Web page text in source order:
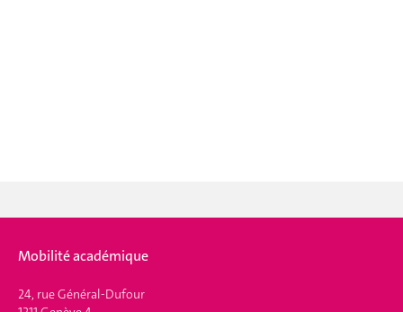
Mobilité académique
24, rue Général-Dufour